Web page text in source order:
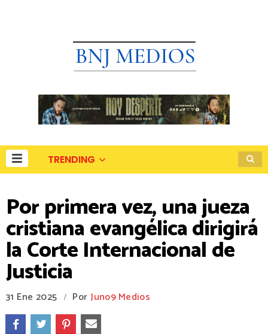
TRENDING
Por primera vez, una jueza
cristiana evangélica dirigirá
la Corte Internacional de
Justicia
31 Ene 2025 / Por Juno9 Medios